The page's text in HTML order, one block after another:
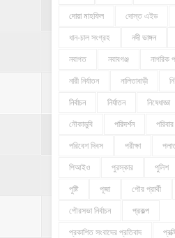
দোয়া মাহফিল দোস্ত এইড
ধান-চাল সংগ্রহ নদী ভাঙ্গন
নবাগত নবাবগঞ্জ নাগরিক
নারী নির্যাতন নালিতাবাড়ী
নির্বাচন নির্যাতন নিষেধাজ্ঞা
নৌকাডুবি পরিদর্শন
পরিবেশ দিবস পরীক্ষা
পিআইও পুরস্কার পুলিশ
পুষ্টি পূজা পৌর প্রার্থী
পৌরসভা নির্বাচন প্রকল্প
প্রকাশিত সংবাদের প্রতিবাদ